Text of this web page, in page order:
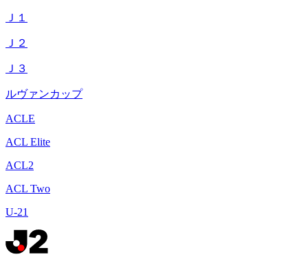
Ｊ１
Ｊ２
Ｊ３
ルヴァンカップ
ACLE
ACL Elite
ACL2
ACL Two
U-21